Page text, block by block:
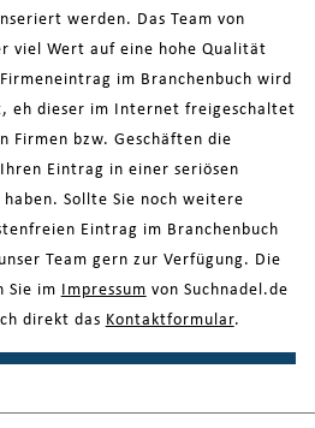
werden. Das Team von
viel Wert auf eine hohe Qualität
im Branchenbuch wird
eh dieser im Internet freigeschaltet
Firmen bzw. Geschäften die
Eintrag in einer seriösen
Sollte Sie noch weitere
Eintrag im Branchenbuch
Team gern zur Verfügung. Die
Sie im
Impressum von Suchnadel.de
direkt das Kontaktformular.